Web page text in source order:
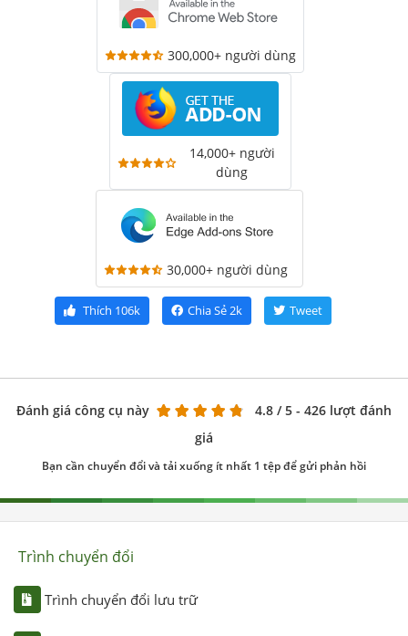
300,000+ người dùng
14,000+ người
dùng
30,000+ người dùng
Thích 106k Chia Sẻ2k Tweet
Đánh giá công cụ này 4.8 / 5 - 426 lượt đánh
giá
Bạn cần chuyển đổi và tải xuống ít nhất 1 tệp để gửi phản hồi
Trình chuyển đổi
Trình chuyển đổi lưu trữ